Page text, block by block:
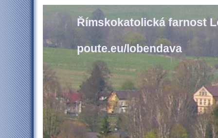
Římskokatolická farnost
poute.eu/lobendava